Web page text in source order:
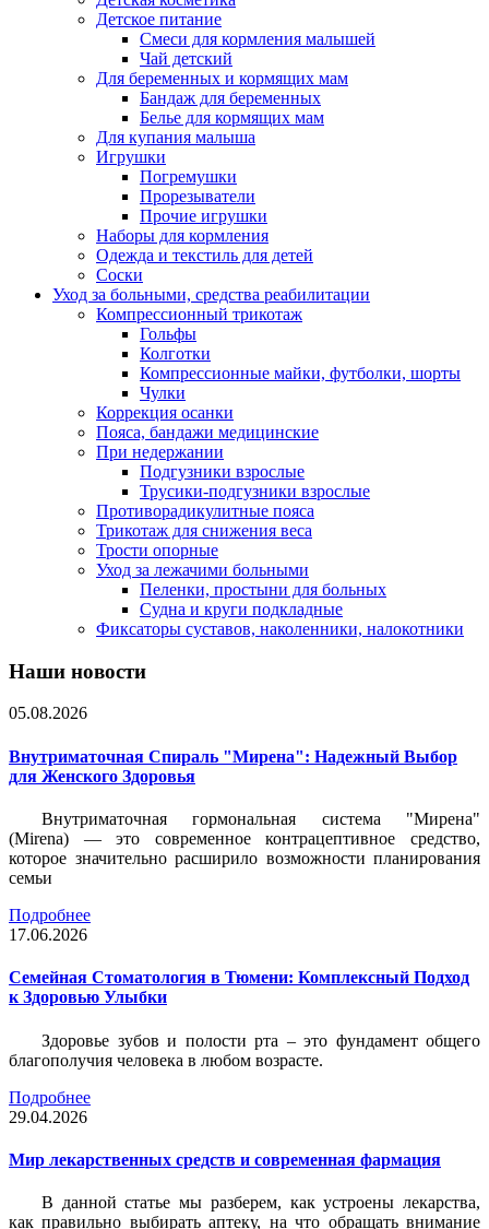
Детское питание
Смеси для кормления малышей
Чай детский
Для беременных и кормящих мам
Бандаж для беременных
Белье для кормящих мам
Для купания малыша
Игрушки
Погремушки
Прорезыватели
Прочие игрушки
Наборы для кормления
Одежда и текстиль для детей
Соски
Уход за больными, средства реабилитации
Компрессионный трикотаж
Гольфы
Колготки
Компрессионные майки, футболки, шорты
Чулки
Коррекция осанки
Пояса, бандажи медицинские
При недержании
Подгузники взрослые
Трусики-подгузники взрослые
Противорадикулитные пояса
Трикотаж для снижения веса
Трости опорные
Уход за лежачими больными
Пеленки, простыни для больных
Судна и круги подкладные
Фиксаторы суставов, наколенники, налокотники
Наши новости
05.08.2026
Внутриматочная Спираль "Мирена": Надежный Выбор
для Женского Здоровья
Внутриматочная гормональная система "Мирена"
(Mirena) — это современное контрацептивное средство,
которое значительно расширило возможности планирования
семьи
Подробнее
17.06.2026
Семейная Стоматология в Тюмени: Комплексный Подход
к Здоровью Улыбки
Здоровье зубов и полости рта – это фундамент общего
благополучия человека в любом возрасте.
Подробнее
29.04.2026
Мир лекарственных средств и современная фармация
В данной статье мы разберем, как устроены лекарства,
как правильно выбирать аптеку, на что обращать внимание